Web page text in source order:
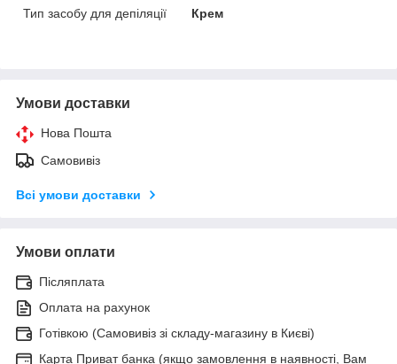
Тип засобу для депіляції
Крем
Умови доставки
Нова Пошта
Самовивіз
Всі умови доставки
Умови оплати
Післяплата
Оплата на рахунок
Готівкою (Самовивіз зі складу-магазину в Києві)
Карта Приват банка (якщо замовлення в наявності, Вам